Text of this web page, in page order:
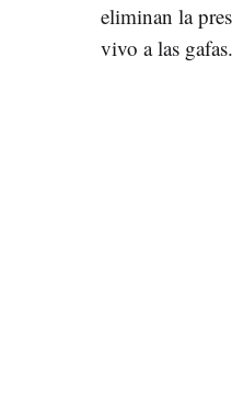
eliminan la
vivo a las gafas.